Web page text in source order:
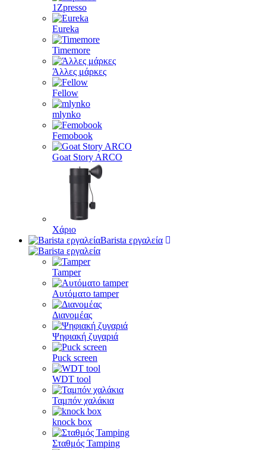
1Zpresso
Eureka
Timemore
Άλλες μάρκες
Fellow
mlynko
Femobook
Goat Story ARCO
Χάριο
Barista εργαλεία
Tamper
Αυτόματο tamper
Διανομέας
Ψηφιακή ζυγαριά
Puck screen
WDT tool
Ταμπόν χαλάκια
knock box
Σταθμός Tamping